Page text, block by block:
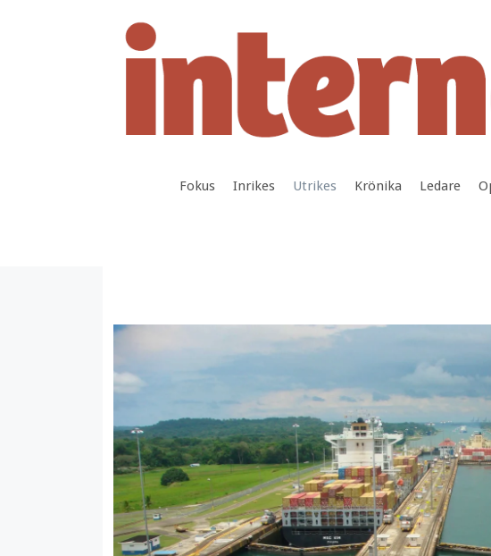
Fokus Inrikes Utrikes Krönika Ledare